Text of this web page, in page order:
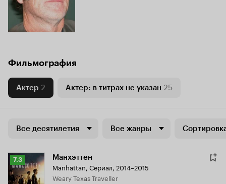
Фильмография
Актер 2 Актер: в титрах не указан 25
Все десятилетия Все жанры
Рейтинг
Кинопоиска
7.3
7.3 Манхэттен
Manhattan, Сериал, 2014–2015
Weary Texas Traveller